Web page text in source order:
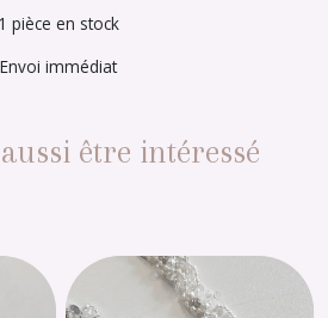
1 pièce en stock
Envoi immédiat
être intéressé